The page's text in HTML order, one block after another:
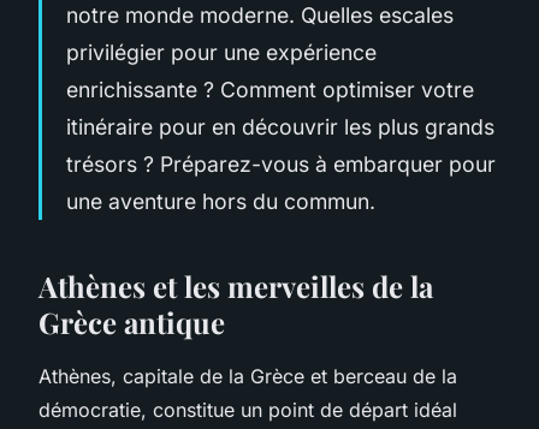
notre monde moderne. Quelles escales
privilégier pour une expérience
enrichissante ? Comment optimiser votre
itinéraire pour en découvrir les plus grands
trésors ? Préparez-vous à embarquer pour
une aventure hors du commun.
Athènes et les merveilles de la
Grèce antique
Athènes, capitale de la Grèce et berceau de la
démocratie, constitue un point de départ idéal